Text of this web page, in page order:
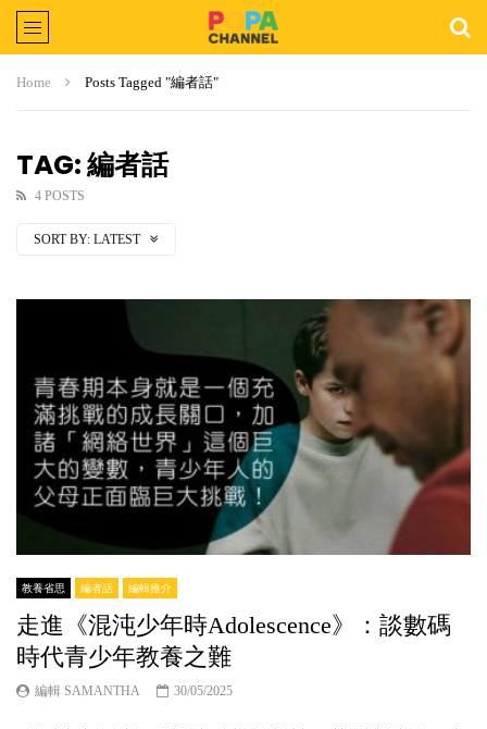
Home Posts Tagged "編者話"
TAG: 編者話
4 POSTS
SORT BY: LATEST
教養省思 編者話 編輯推介
走進《混沌少年時Adolescence》：談數碼
時代青少年教養之難
編輯 SAMANTHA 30/05/2025